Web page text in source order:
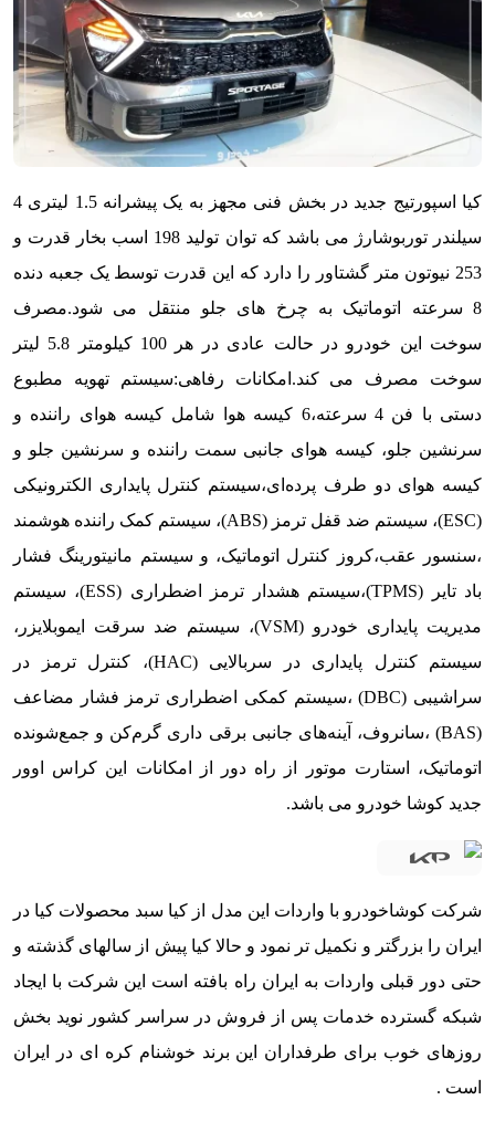
کیا اسپورتیج جدید در بخش فنی مجهز به یک پیشرانه 1.5 لیتری 4
سیلندر توربوشارژ می باشد که توان تولید 198 اسب بخار قدرت و
253 نیوتون متر گشتاور را دارد که این قدرت توسط یک جعبه دنده
8 سرعته اتوماتیک به چرخ های جلو منتقل می شود.مصرف
سوخت این خودرو در حالت عادی در هر 100 کیلومتر 5.8 لیتر
سوخت مصرف می کند. امکانات رفاهی:سیستم تهویه مطبوع
دستی با فن 4 سرعته،6 کیسه هوا شامل کیسه هوای راننده و
سرنشین جلو، کیسه هوای جانبی سمت راننده و سرنشین جلو و
کیسه هوای دو طرف پرده‌ای،سیستم کنترل پایداری الکترونیکی
(ESC)، سیستم ضد قفل ترمز (ABS)، سیستم کمک راننده هوشمند
،سنسور عقب،کروز کنترل اتوماتیک، و سیستم مانیتورینگ فشار
باد تایر (TPMS)،سیستم هشدار ترمز اضطراری (ESS)، سیستم
مدیریت پایداری خودرو (VSM)، سیستم ضد سرقت ایموبلایزر،
سیستم کنترل پایداری در سربالایی (HAC)، کنترل ترمز در
سراشیبی (DBC) ،سیستم کمکی اضطراری ترمز فشار مضاعف
(BAS) ،سانروف، آینه‌های جانبی برقی داری گرم‌کن و جمع‌شونده
اتوماتیک، استارت موتور از راه دور از امکانات این کراس اوور
جدید کوشا خودرو می باشد.
شرکت کوشاخودرو با واردات این مدل از کیا سبد محصولات کیا در
ایران را بزرگتر و نکمیل تر نمود و حالا کیا پیش از سالهای گذشته و
حتی دور قبلی واردات به ایران راه بافته است این شرکت با ایجاد
شبکه گسترده خدمات پس از فروش در سراسر کشور نوید بخش
روزهای خوب برای طرفداران این برند خوشنام کره ای در ایران
است .